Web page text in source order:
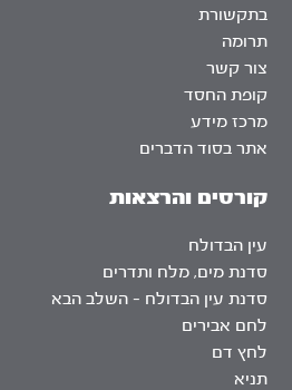
בתקשורת
תרומה
צור קשר
קופת החסד
מרכז מידע
אתר בסוד הדברים
קורסים והרצאות
עין הבדולח
סדנת מים, מלח ותדרים
סדנת עין הבדולח – השלב הבא
לחם אבירים
לחץ דם
תניא